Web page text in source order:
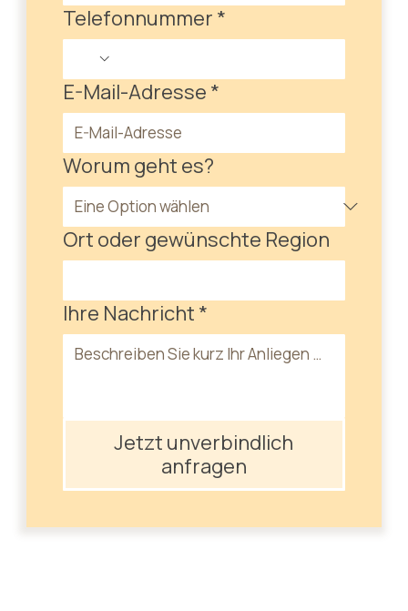
Telefonnummer *
E-Mail-Adresse *
Worum geht es?
Ort oder gewünschte Region
Ihre Nachricht *
Jetzt unverbindlich
anfragen